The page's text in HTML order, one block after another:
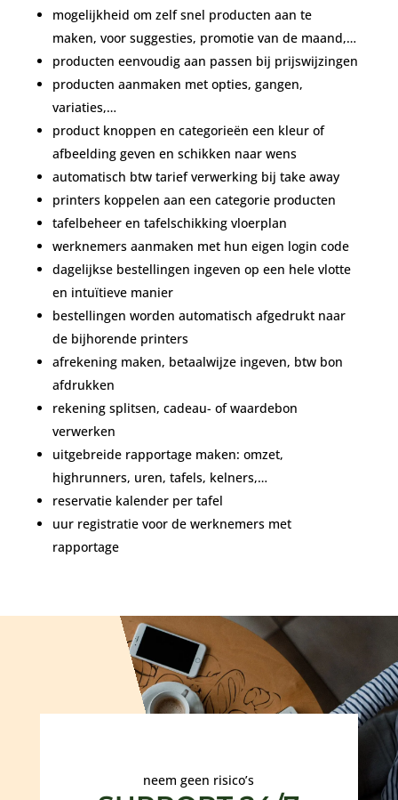
mogelijkheid om zelf snel producten aan te
maken, voor suggesties, promotie van de maand,…
producten eenvoudig aan passen bij prijswijzingen
producten aanmaken met opties, gangen,
variaties,…
product knoppen en categorieën een kleur of
afbeelding geven en schikken naar wens
automatisch btw tarief verwerking bij take away
printers koppelen aan een categorie producten
tafelbeheer en tafelschikking vloerplan
werknemers aanmaken met hun eigen login code
dagelijkse bestellingen ingeven op een hele vlotte
en intuïtieve manier
bestellingen worden automatisch afgedrukt naar
de bijhorende printers
afrekening maken, betaalwijze ingeven, btw bon
afdrukken
rekening splitsen, cadeau- of waardebon
verwerken
uitgebreide rapportage maken: omzet,
highrunners, uren, tafels, kelners,…
reservatie kalender per tafel
uur registratie voor de werknemers met
rapportage
neem geen risico’s